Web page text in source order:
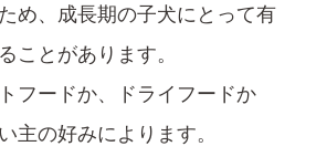
め、成長期の子犬​にとって有
ことがあります。
フードか、ドライフードか
主の好みによります。